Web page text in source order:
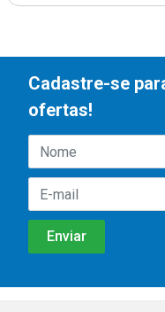
Cadastre-se
ofertas!